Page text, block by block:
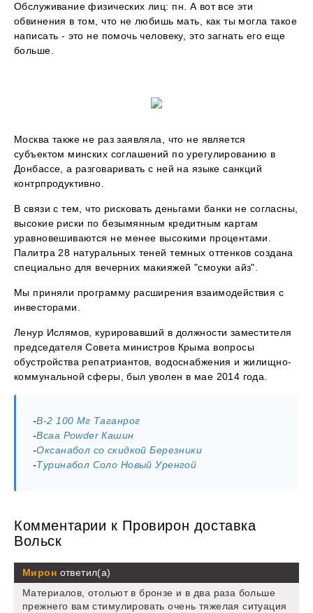
Обслуживание физических лиц: пн. А вот все эти
обвинения в том, что не любишь мать, как ты могла такое
написать - это не помочь человеку, это загнать его еще
больше.
Москва также не раз заявляла, что не является
субъектом минских соглашений по урегулированию в
Донбассе, а разговаривать с ней на языке санкций
контрпродуктивно.
В связи с тем, что рисковать деньгами банки не согласны,
высокие риски по безымянным кредитным картам
уравновешиваются не менее высокими процентами.
Палитра 28 натуральных теней темных оттенков создана
специально для вечерних макияжей "смоуки айз".
Мы приняли программу расширения взаимодействия с
инвесторами.
Ленур Ислямов, курировавший в должности заместителя
председателя Совета министров Крыма вопросы
обустройства репатриантов, водоснабжения и жилищно-
коммунальной сферы, был уволен в мае 2014 года.
-B-2 100 Мг Таганрог
-Bcaa Powder Кашин
-Оксанабол со скидкой Березники
-Туринабол Соло Новый Уренгой
Комментарии к Провирон доставка
Вольск
Мирон ответил(а)
Материалов, отольют в бронзе и в два раза больше
прежнего вам стимулировать очень тяжелая ситуация